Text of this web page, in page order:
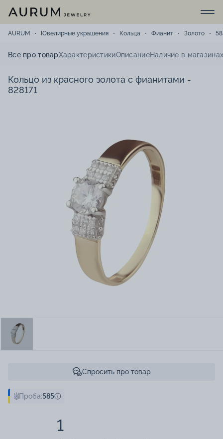
AURUM Ювелирные украшения Кольца Фианит Золото
Все про товарХарактеристикиОписаниеНаличие в
Кольцо из красного золота с фианитами -
828171
Спросить про товар
Проба:585
1